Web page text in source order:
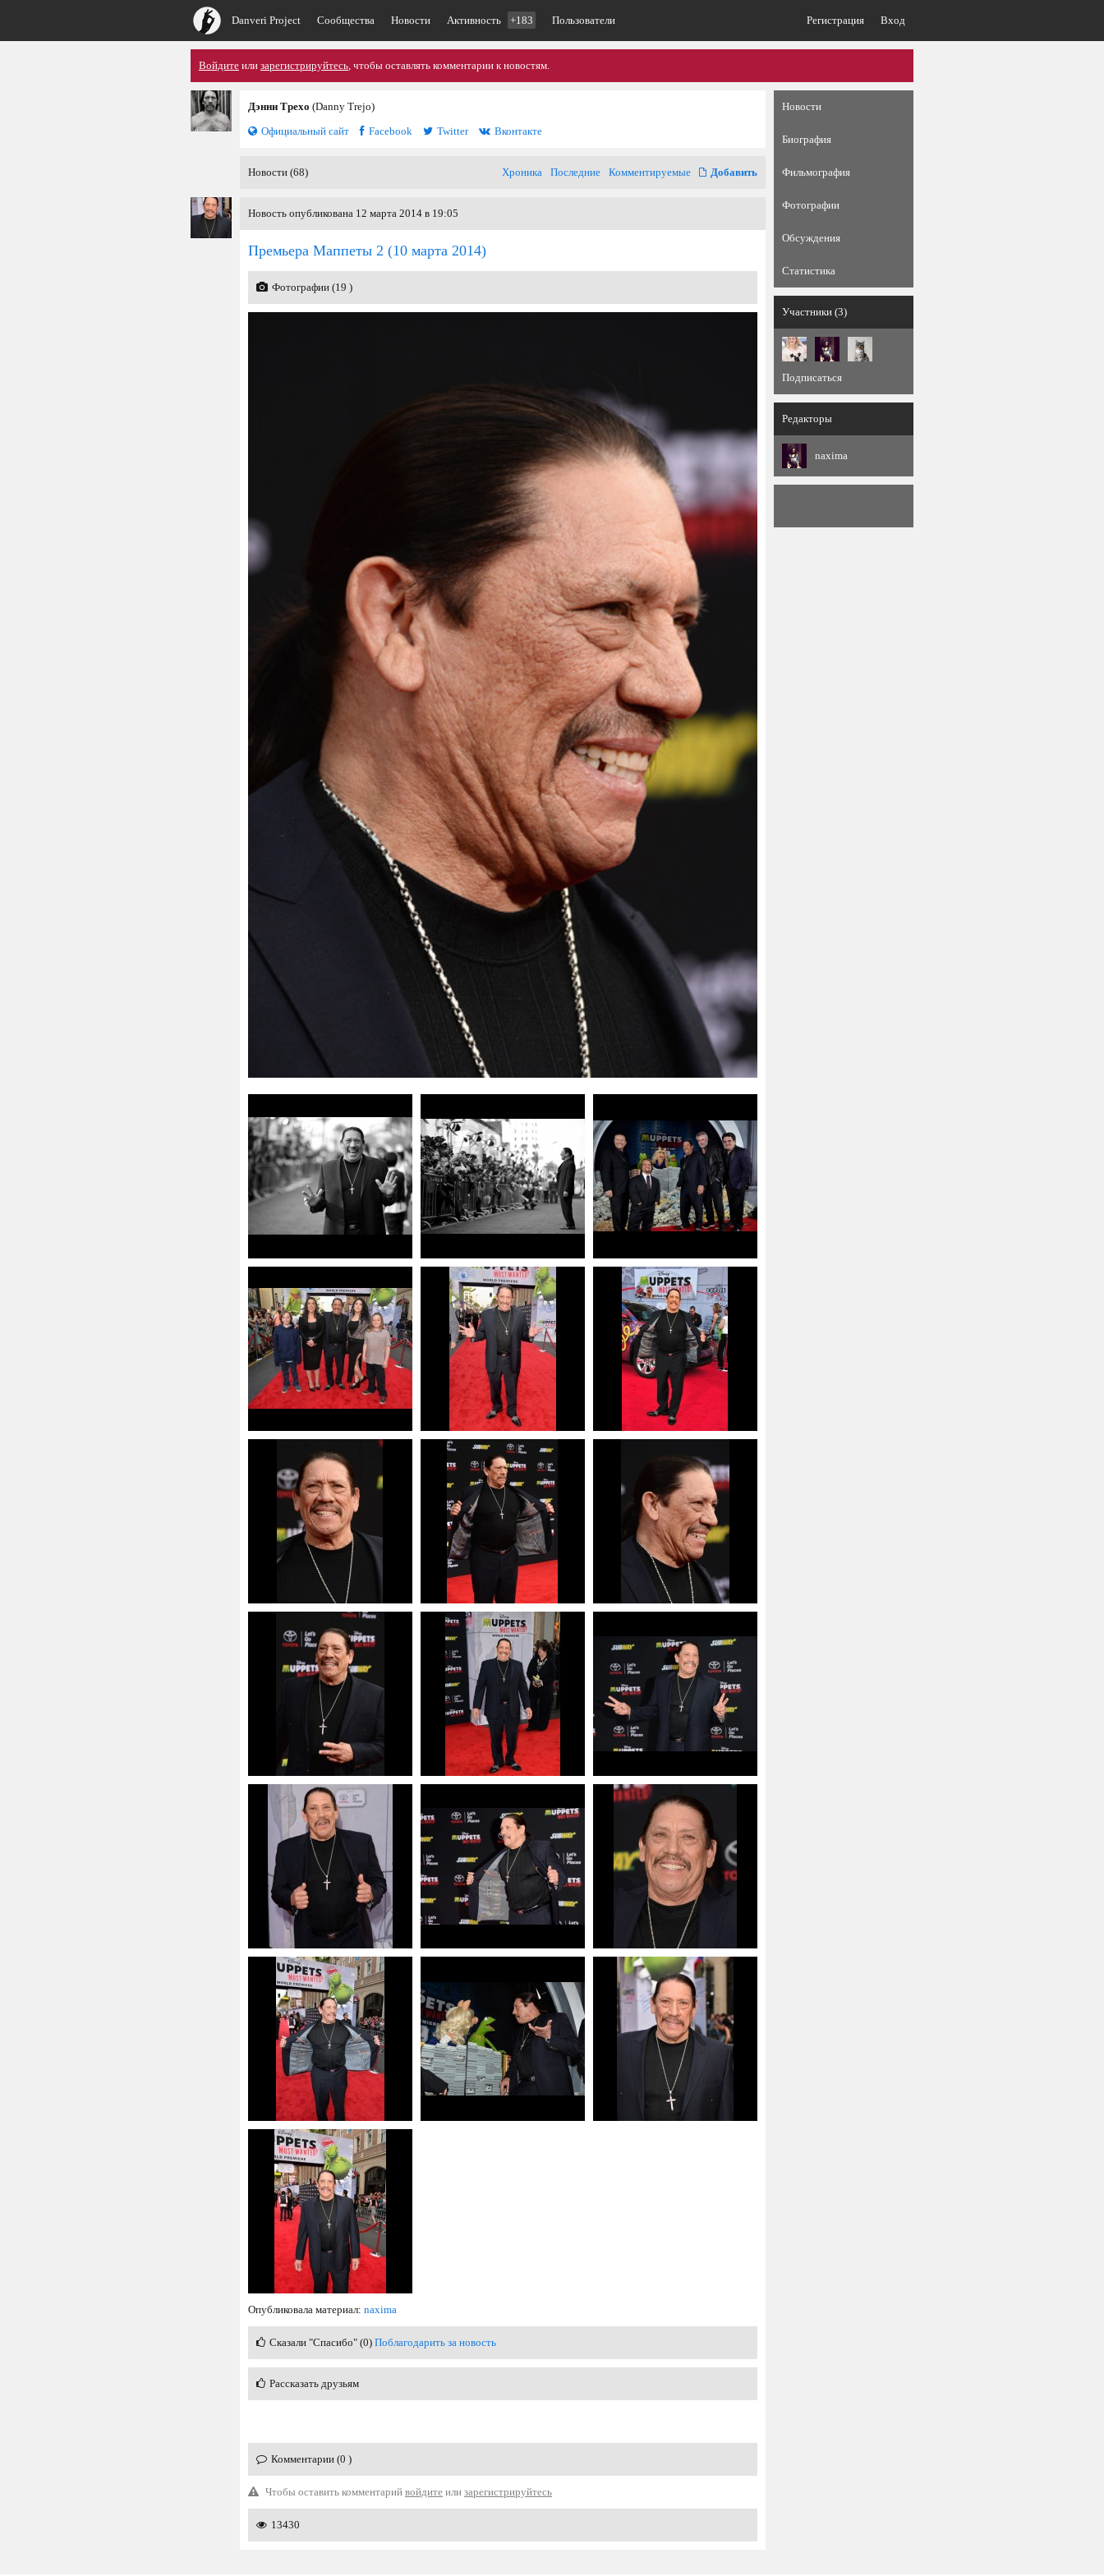
Danveri Project Сообщества Новости Активность +183 Пользователи Регистрация Вход
Войдите или зарегистрируйтесь, чтобы оставлять комментарии к новостям.
Дэнни Трехо (Danny Trejo)
Официальный сайт
Facebook Twitter Вконтакте
Новости (68) Хроника Последние Комментируемые Добавить
Новость опубликована 12 марта 2014 в 19:05
Премьера Маппеты 2 (10 марта 2014)
Фотографии (19 )
Опубликовала материал: naxima
Сказали "Спасибо" (0) Поблагодарить за новость
Рассказать друзьям
Комментарии (0 )
Чтобы оставить комментарий войдите или зарегистрируйтесь
13430
Новости
Биография
Фильмография
Фотографии
Обсуждения
Статистика
Участники (3)
Подписаться
Редакторы
naxima